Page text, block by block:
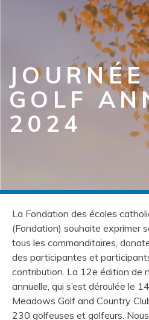
GOLF
2024
La Fondation des écoles
(Fondation) souhaite exprimer
tous les commanditaires,
des participantes et
contribution. La 12e édition de
annuelle, qui s’est déroulée le
Meadows Golf and Country
230 golfeuses et golfeurs.